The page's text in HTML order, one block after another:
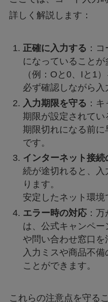
詳しく解説します：
正確に入力する ：
になっていること
（例：Oと0、Iと1
必ず確認しながら入
入力期限を守る ：
期限が設定されてい
期限切れになる前
です。
インターネット接続
続が途切れると、
ります。
安定したネット環境
エラー時の対応：万
は、公式キャンペ
や問い合わせ窓口を
入力ミスや商品不
ことができます。
これらの注意点を守る